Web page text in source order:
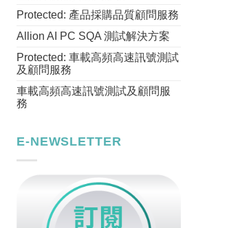
Protected: 產品採購品質顧問服務
Allion AI PC SQA 測試解決方案
Protected: 車載高頻高速訊號測試
及顧問服務
車載高頻高速訊號測試及顧問服
務
E-NEWSLETTER